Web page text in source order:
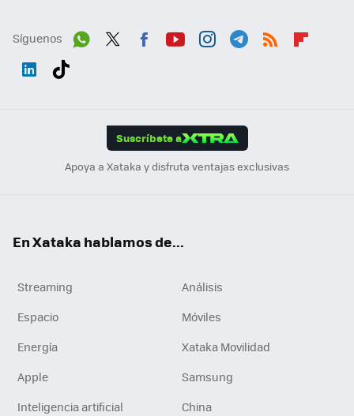
Síguenos
Suscríbete a
Apoya a Xataka y disfruta ventajas exclusivas
En Xataka hablamos de...
Streaming
Análisis
Espacio
Móviles
Energía
Xataka Movilidad
Apple
Samsung
Inteligencia artificial
China